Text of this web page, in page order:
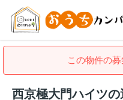
この物件の募
西京極大門ハイツ